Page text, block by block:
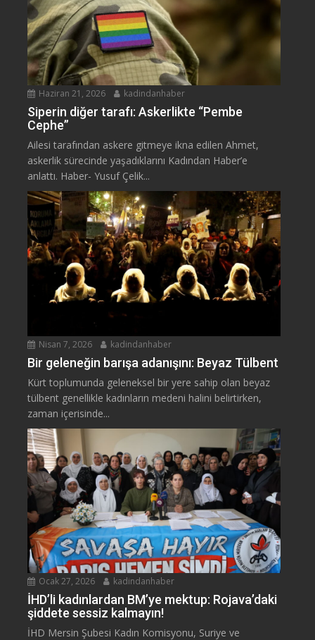
Haziran 21, 2026 kadindanhaber
Siperin diğer tarafı: Askerlikte “Pembe
Cephe”
Ailesi tarafından askere gitmeye ikna edilen Ahmet,
askerlik sürecinde yaşadıklarını Kadından Haber’e
anlattı. Haber- Yusuf Çelik...
Nisan 7, 2026 kadindanhaber
Bir geleneğin barışa adanışını: Beyaz Tülbent
Kürt toplumunda geleneksel bir yere sahip olan beyaz
tülbent genellikle kadınların medeni halini belirtirken,
zaman içerisinde...
Ocak 27, 2026 kadindanhaber
İHD’li kadınlardan BM’ye mektup: Rojava’daki
şiddete sessiz kalmayın!
İHD Mersin Şubesi Kadın Komisyonu, Suriye ve